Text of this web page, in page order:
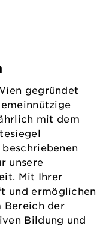
gegründet
mit dem
unsere
Mit Ihrer
und ermöglichen
Bereich der
Bildung und